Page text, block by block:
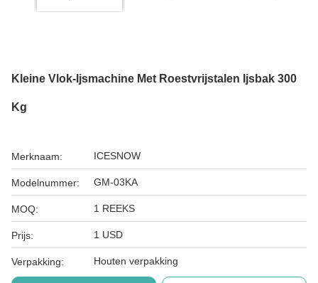
Kleine Vlok-Ijsmachine Met Roestvrijstalen Ijsbak 300
Kg
Merknaam: ICESNOW
Modelnummer: GM-03KA
MOQ: 1 REEKS
Prijs: 1 USD
Verpakking: Houten verpakking